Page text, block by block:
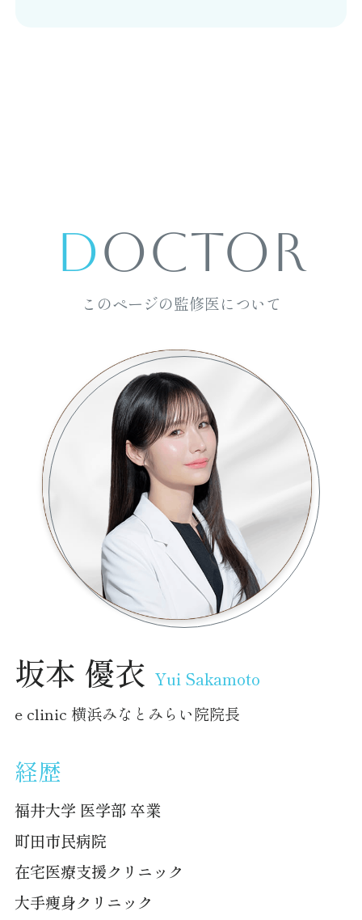
Doctor
このページの監修医について
坂本 優衣 Yui Sakamoto
e clinic 横浜みなとみらい院院長
経歴
福井大学 医学部 卒業
町田市民病院
在宅医療支援クリニック
大手痩身クリニック